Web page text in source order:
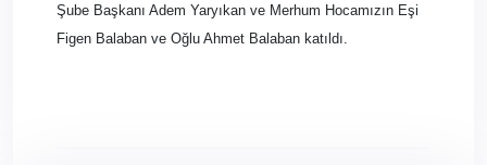
Şube Başkanı Adem Yaryıkan ve Merhum Hocamızın Eşi
Figen Balaban ve Oğlu Ahmet Balaban katıldı.